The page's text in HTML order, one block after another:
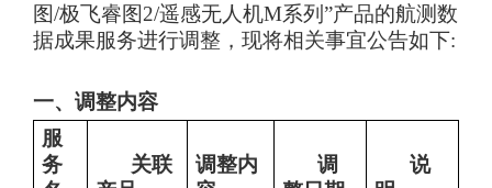
图/极飞睿图2/遥感无人机M系列”产品的航测数
据成果服务进行调整，现将相关事宜公告如下:
一、调整内容
服
务
关联
调整内
调
说